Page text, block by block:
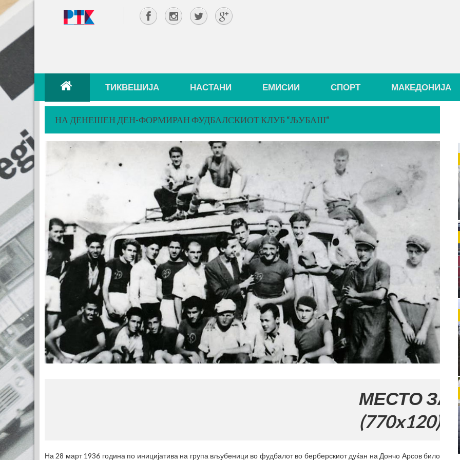
ТИКВЕШИЈА НАСТАНИ ЕМИСИИ СПОРТ МАКЕДОНИЈА
НА ДЕНЕШЕН ДЕН-ФОРМИРАН ФУДБАЛСКИОТ КЛУБ “ЉУБАШ“
МЕСТО ЗА
(770x120)
На 28 март 1936 година по иницијатива на група вљубеници во фудбалот во берберскиот дуќан на Дончо Арсов било